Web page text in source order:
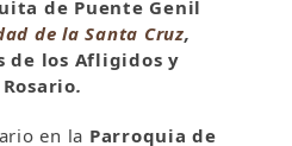
de Puente Genil
de la Santa Cruz,
de los Afligidos y
.
en la Parroquia de